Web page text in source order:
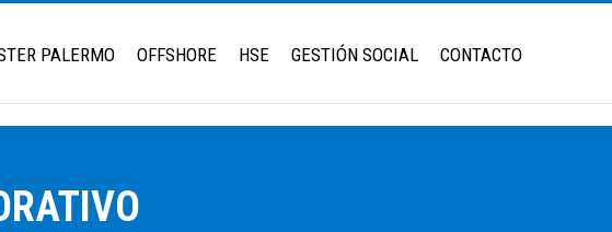
PALERMO OFFSHORE HSE GESTIÓN SOCIAL CONTACTO